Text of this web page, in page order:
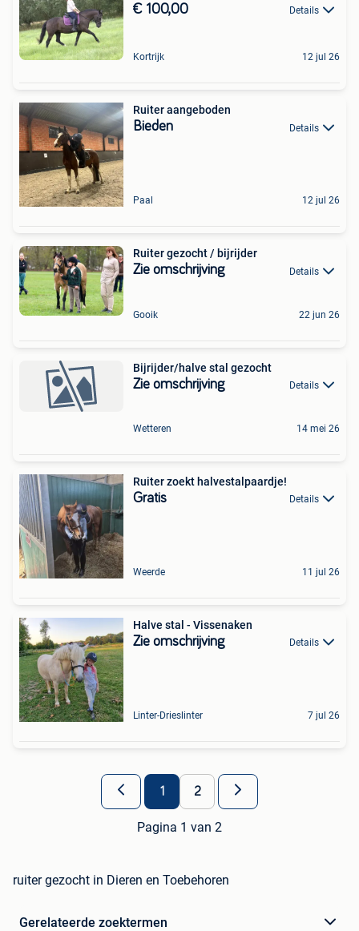
€ 100,00 Details
Kortrijk 12 jul 26
Ruiter aangeboden
Bieden Details
Paal 12 jul 26
Ruiter gezocht / bijrijder
Zie omschrijving Details
Gooik 22 jun 26
Bijrijder/halve stal gezocht
Zie omschrijving Details
Wetteren 14 mei 26
Ruiter zoekt halvestalpaardje!
Gratis Details
Weerde 11 jul 26
Halve stal - Vissenaken
Zie omschrijving Details
Linter-Drieslinter 7 jul 26
1 2
Pagina 1 van 2
ruiter gezocht in Dieren en Toebehoren
Gerelateerde zoektermen